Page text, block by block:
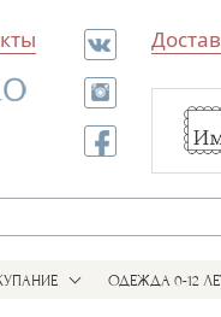
ОДЕЖДА 0-12